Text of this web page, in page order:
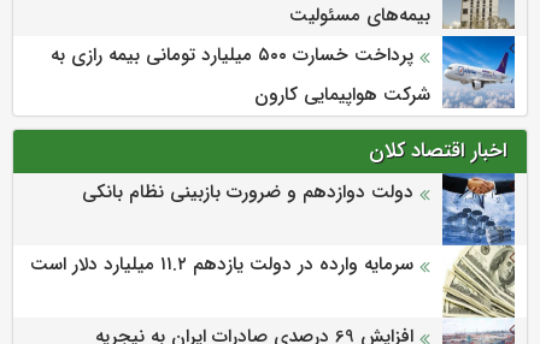
بیمه‌های مسئولیت
پرداخت خسارت ۵۰۰ میلیارد تومانی بیمه رازی به
شرکت هواپیمایی کارون
اخبار اقتصاد کلان
دولت دوازدهم و ضرورت بازبینی نظام بانکی
سرمایه وارده در دولت یازدهم ۱۱.۲ میلیارد دلار است
افزایش 69 درصدی صادرات ایران به نیجریه